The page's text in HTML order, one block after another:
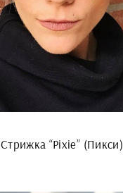
Стрижка “Pixie” (Пикси)